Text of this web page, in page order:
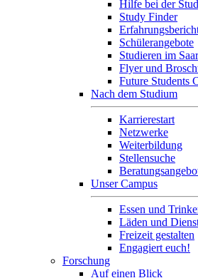
Hilfe bei der
Study Finder
Schülerangebote
Studieren im
Flyer und
Future Students
Nach dem Studium
Karrierestart
Netzwerke
Weiterbildung
Stellensuche
Unser Campus
Essen und
Läden und
Freizeit gestalten
Engagiert euch!
Forschung
Auf einen Blick